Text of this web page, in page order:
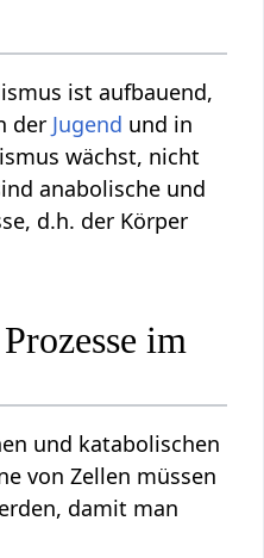
ist aufbauend,
der Jugend und in
wächst, nicht
anabolische und
d.h. der Körper
im
und katabolischen
von Zellen müssen
damit man